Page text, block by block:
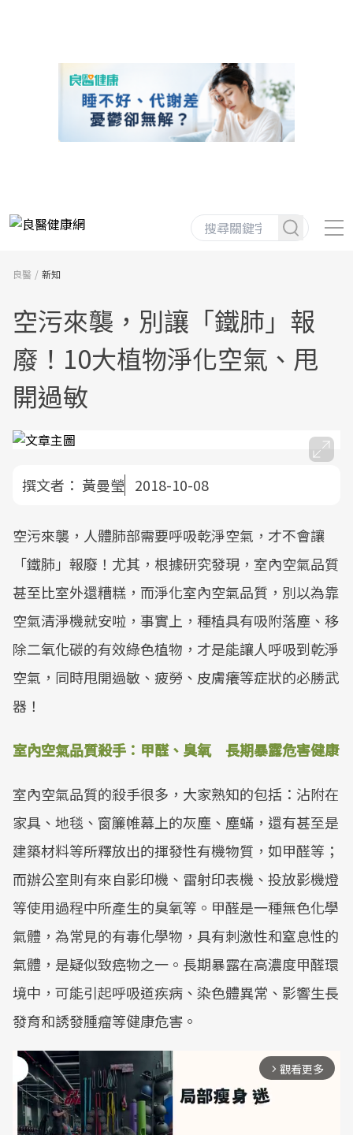
良醫 新知
空污來襲，別讓「鐵肺」報
廢！10大植物淨化空氣、甩
開過敏
撰文者： 黃曼瑩 2018-10-08
空污來襲，人體肺部需要呼吸乾淨空氣，才不會讓
「鐵肺」報廢！尤其，根據研究發現，室內空氣品質
甚至比室外還糟糕，而淨化室內空氣品質，別以為靠
空氣清淨機就安啦，事實上，種植具有吸附落塵、移
除二氧化碳的有效綠色植物，才是能讓人呼吸到乾淨
空氣，同時甩開過敏、疲勞、皮膚癢等症狀的必勝武
器！
室內空氣品質殺手：甲醛、臭氧 長期暴露危害健康
室內空氣品質的殺手很多，大家熟知的包括：沾附在
家具、地毯、窗簾帷幕上的灰塵、塵蟎，還有甚至是
建築材料等所釋放出的揮發性有機物質，如甲醛等；
而辦公室則有來自影印機、雷射印表機、投放影機燈
等使用過程中所產生的臭氧等。甲醛是一種無色化學
氣體，為常見的有毒化學物，具有刺激性和窒息性的
氣體，是疑似致癌物之一。長期暴露在高濃度甲醛環
境中，可能引起呼吸道疾病、染色體異常、影響生長
發育和誘發腫瘤等健康危害。
arrow_forward_ios 觀看更多